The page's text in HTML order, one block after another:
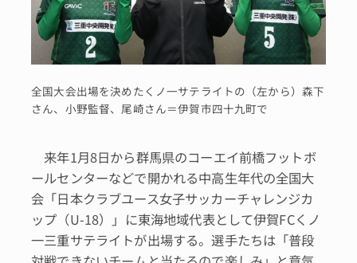
全国大会出場を決めたくノ一サテライトの（左から）森下
さん、小野監督、尾崎さん＝伊賀市四十九町で
来年1月8日から群馬県のコーエイ前橋フットボ
ールセンターなどで開かれる中高生年代の全国大
会「日本クラブユース女子サッカーチャレンジカ
ップ（U-18）」に東海地域代表として伊賀FCくノ
一三重サテライトが出場する。選手たちは「普段